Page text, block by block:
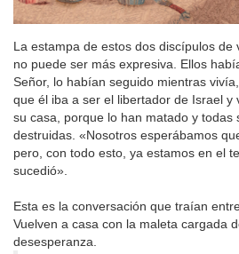
La estampa de estos dos discípulos de
no puede ser más expresiva. Ellos
Señor, lo habían seguido mientras
que él iba a ser el libertador de Israel y
su casa, porque lo han matado y todas
destruidas. «Nosotros esperábamos
pero, con todo esto, ya estamos en el
sucedió».
Esta es la conversación que traían
Vuelven a casa con la maleta cargada
desesperanza.